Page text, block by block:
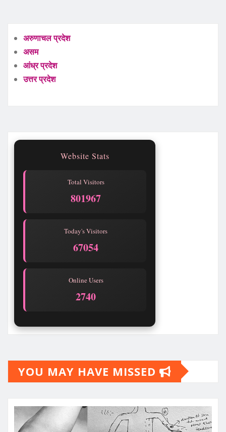
अरुणाचल प्रदेश
असम
आंध्र प्रदेश
उत्तर प्रदेश
Website Stats
Total Visitors
801967
Today's Visitors
67054
Online Users
2740
YOU MAY HAVE MISSED